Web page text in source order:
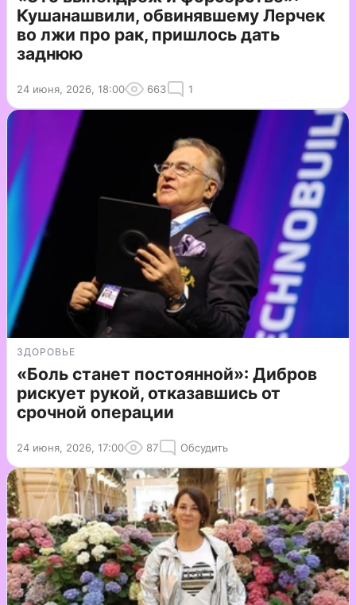
Кушанашвили, обвинявшему Лерчек
во лжи про рак, пришлось дать
заднюю
24 июня, 2026, 18:00 663 1
ЗДОРОВЬЕ
«Боль станет постоянной»: Дибров
рискует рукой, отказавшись от
срочной операции
24 июня, 2026, 17:00 87 Обсудить